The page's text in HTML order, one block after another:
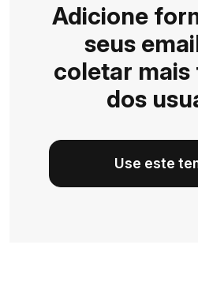
Adicione
seus
coletar
dos
Use este